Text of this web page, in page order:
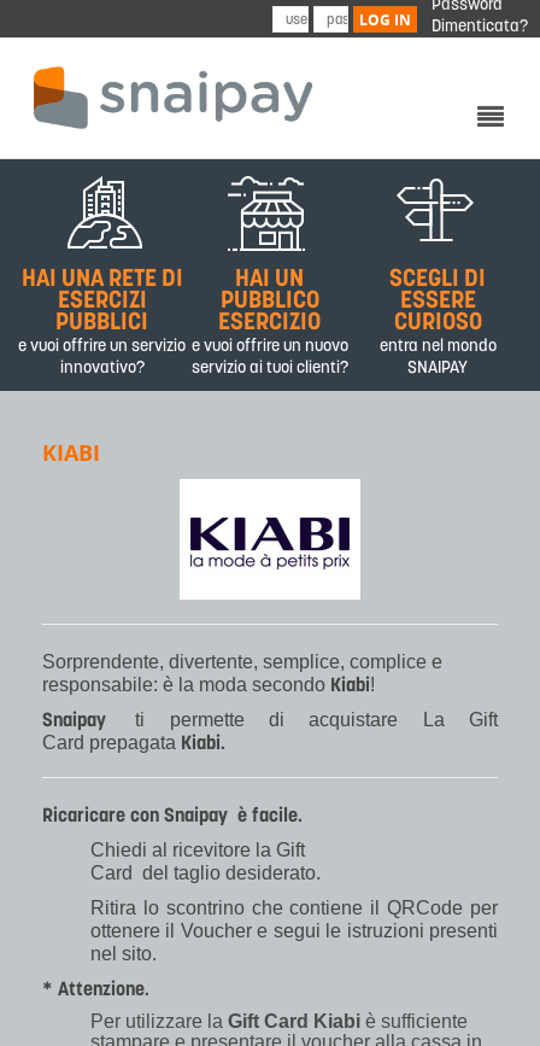
LOG IN
Password
Dimenticata?
CHI SIAMO
PRODOTTI&SERVIZI
PARTNER
CONTATTI
HAI UNA RETE DI
ESERCIZI
PUBBLICI
e vuoi offrire un servizio
innovativo?
HAI UN
PUBBLICO
ESERCIZIO
e vuoi offrire un nuovo
servizio ai tuoi clienti?
SCEGLI DI
ESSERE
CURIOSO
entra nel mondo
SNAIPAY
KIABI
Sorprendente, divertente, semplice, complice e
responsabile: è la moda secondo Kiabi!
Snaipayti permette di acquistare La Gift
Card prepagata Kiabi.
Ricaricare con Snaipay è facile.
Chiedi al ricevitore la Gift
Card del taglio desiderato.
Ritira lo scontrino che contiene il QRCode per
ottenere il Voucher e segui le istruzioni presenti
nel sito.
* Attenzione.
Per utilizzare la Gift Card Kiabi è sufficiente
stampare e presentare il voucher alla cassa in